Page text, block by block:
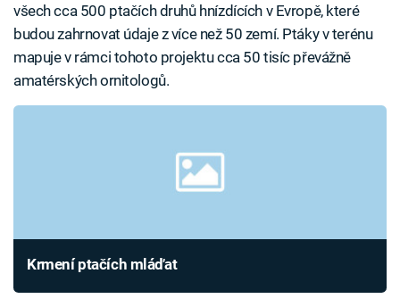
všech cca 500 ptačích druhů hnízdících v Evropě, které
budou zahrnovat údaje z více než 50 zemí. Ptáky v terénu
mapuje v rámci tohoto projektu cca 50 tisíc převážně
amatérských ornitologů.
Krmení ptačích mláďat